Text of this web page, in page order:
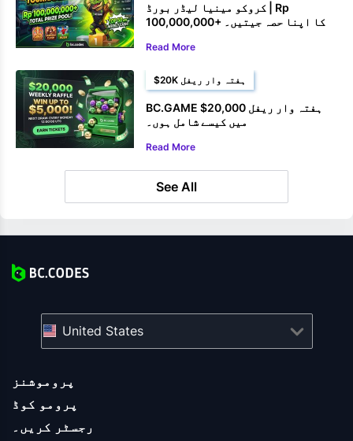
کروکو مینیا لیڈر بورڈ | Rp
100,000,000+ کا اپنا حصہ جیتیں۔
Read More
$20K ہفتہ وار ریفل
BC.GAME $20,000 ہفتہ وار ریفل
میں کیسے شامل ہوں۔
Read More
See All
پروموشنز
پرومو کوڈ
رجسٹر کریں۔
United States